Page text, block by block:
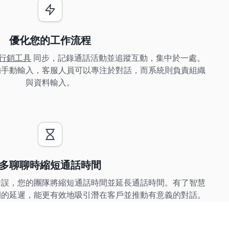
優化您的工作流程
銷工具 同步，記錄通話活動並追蹤互動，集中於一處。
動輸入，客服人員可以專注於對話，而系統則負責組織
與資料輸入。
聊聊時縮短通話時間
，您的團隊將縮短通話時間並延長通話時間。有了智慧
延遲，能更有效地吸引潛在客戶並推動有意義的對話。